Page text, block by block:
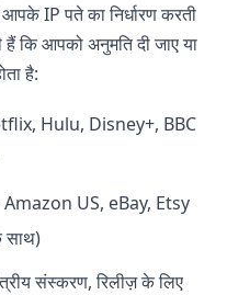
IP पते का निर्धारण करती
कि आपको अनुमति दी जाए या
है:
Hulu, Disney+, BBC
Amazon US, eBay, Etsy
साथ)
संस्करण, रिलीज़ के लिए